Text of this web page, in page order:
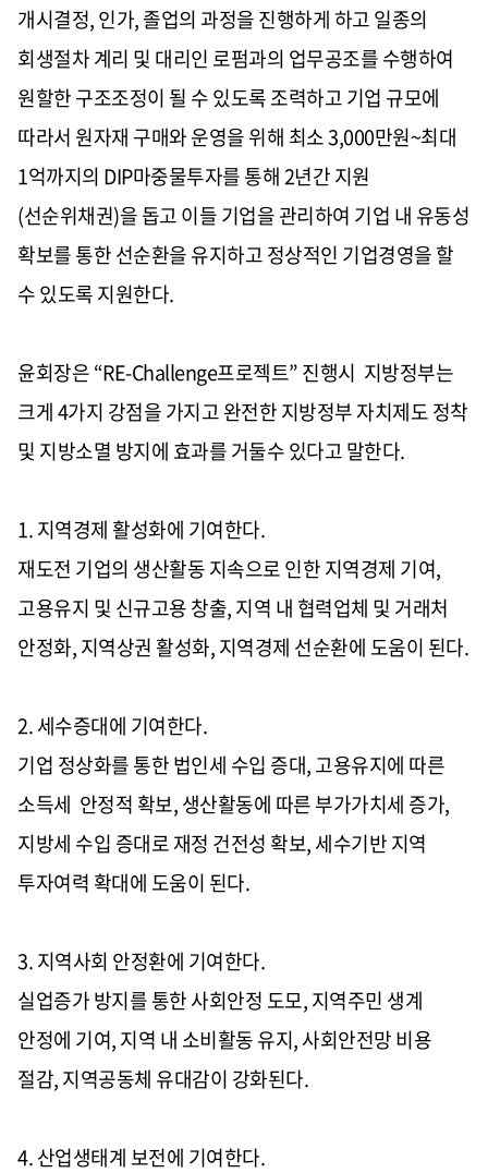
개시결정, 인가, 졸업의 과정을 진행하게 하고 일종의
회생절차 계리 및 대리인 로펌과의 업무공조를 수행하여
원할한 구조조정이 될 수 있도록 조력하고 기업 규모에
따라서 원자재 구매와 운영을 위해 최소 3,000만원~최대
1억까지의 DIP마중물투자를 통해 2년간 지원
(선순위채권)을 돕고 이들 기업을 관리하여 기업 내 유동성
확보를 통한 선순환을 유지하고 정상적인 기업경영을 할
수 있도록 지원한다.
윤회장은 “RE-Challenge프로젝트” 진행시 지방정부는
크게 4가지 강점을 가지고 완전한 지방정부 자치제도 정착
및 지방소멸 방지에 효과를 거둘수 있다고 말한다.
1. 지역경제 활성화에 기여한다.
재도전 기업의 생산활동 지속으로 인한 지역경제 기여,
고용유지 및 신규고용 창출, 지역 내 협력업체 및 거래처
안정화, 지역상권 활성화, 지역경제 선순환에 도움이 된다.
2. 세수증대에 기여한다.
기업 정상화를 통한 법인세 수입 증대, 고용유지에 따른
소득세 안정적 확보, 생산활동에 따른 부가가치세 증가,
지방세 수입 증대로 재정 건전성 확보, 세수기반 지역
투자여력 확대에 도움이 된다.
3. 지역사회 안정환에 기여한다.
실업증가 방지를 통한 사회안정 도모, 지역주민 생계
안정에 기여, 지역 내 소비활동 유지, 사회안전망 비용
절감, 지역공동체 유대감이 강화된다.
4. 산업생태계 보전에 기여한다.